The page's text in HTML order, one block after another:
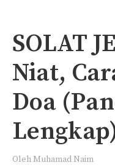
SOLAT
Niat,
Doa
OlehMuhamad Naim